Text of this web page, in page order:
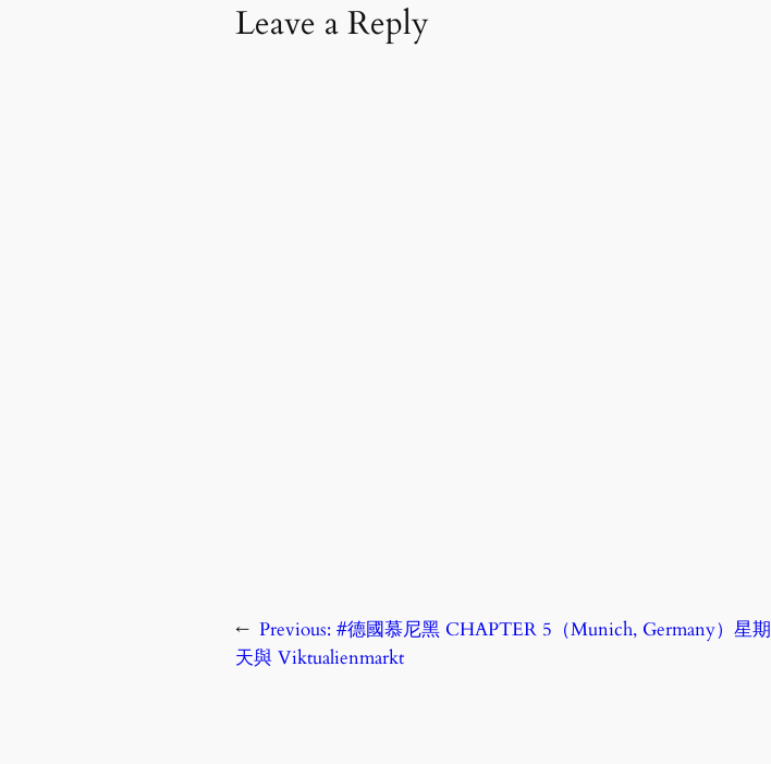
Leave a Reply
← Previous: #德國慕尼黑 CHAPTER 5（Munich, Germany）星期
天與 Viktualienmarkt